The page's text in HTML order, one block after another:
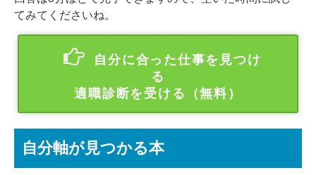
てみてくださいね。
自分に合った仕事を見つけ
る
適職診断を受ける（無料）
自分軸が見つかる本